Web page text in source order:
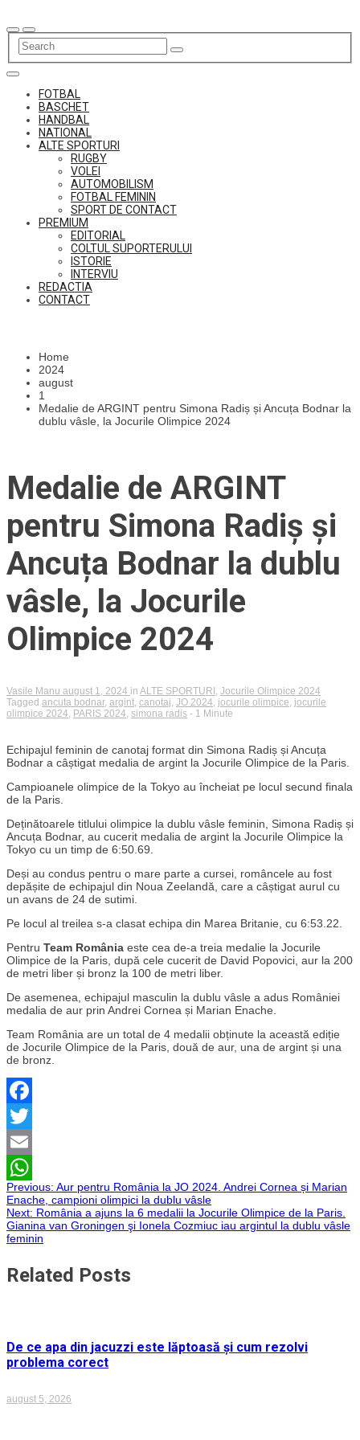
to
content
FOTBAL
BASCHET
HANDBAL
NATIONAL
ALTE SPORTURI
RUGBY
VOLEI
AUTOMOBILISM
FOTBAL FEMININ
SPORT DE CONTACT
PREMIUM
EDITORIAL
COLTUL SUPORTERULUI
ISTORIE
INTERVIU
REDACTIA
CONTACT
Home
2024
august
1
Medalie de ARGINT pentru Simona Radiș și Ancuța Bodnar la
dublu vâsle, la Jocurile Olimpice 2024
Medalie de ARGINT
pentru Simona Radiș și
Ancuța Bodnar la dublu
vâsle, la Jocurile
Olimpice 2024
Vasile Manu august 1, 2024 in ALTE SPORTURI Jocurile Olimpice 2024
Tagged ancuta bodnar, argint canotaj JO 2024 jocurile olimpice jocurile
olimpice 2024 PARIS 2024 simona radis - 1 Minute
Echipajul feminin de canotaj format din Simona Radiș și Ancuța
Bodnar a câștigat medalia de argint la Jocurile Olimpice de la Paris.
Campioanele olimpice de la Tokyo au încheiat pe locul secund finala
de la Paris.
Deținătoarele titlului olimpice la dublu vâsle feminin, Simona Radiș și
Ancuța Bodnar, au cucerit medalia de argint la Jocurile Olimpice la
Tokyo cu un timp de 6:50.69.
Deși au condus pentru o mare parte a cursei, româncele au fost
depășite de echipajul din Noua Zeelandă, care a câștigat aurul cu
un avans de 24 de sutimi.
Pe locul al treilea s-a clasat echipa din Marea Britanie, cu 6:53.22.
Pentru Team România este cea de-a treia medalie la Jocurile
Olimpice de la Paris, după cele cucerit de David Popovici, aur la 200
de metri liber și bronz la 100 de metri liber.
De asemenea, echipajul masculin la dublu vâsle a adus României
medalia de aur prin Andrei Cornea și Marian Enache.
Team România are un total de 4 medalii obținute la această ediție
de Jocurile Olimpice de la Paris, două de aur, una de argint și una
de bronz.
Facebook
Twitter
Email
WhatsApp
Navigare
în
Previous: Aur pentru România la JO 2024. Andrei Cornea și Marian
Enache, campioni olimpici la dublu vâsle
Next: România a ajuns la 6 medalii la Jocurile Olimpice de la Paris.
Gianina van Groningen şi Ionela Cozmiuc iau argintul la dublu vâsle
feminin
Related Posts
De ce apa din jacuzzi este lăptoasă și cum rezolvi
problema corect
august 5, 2026